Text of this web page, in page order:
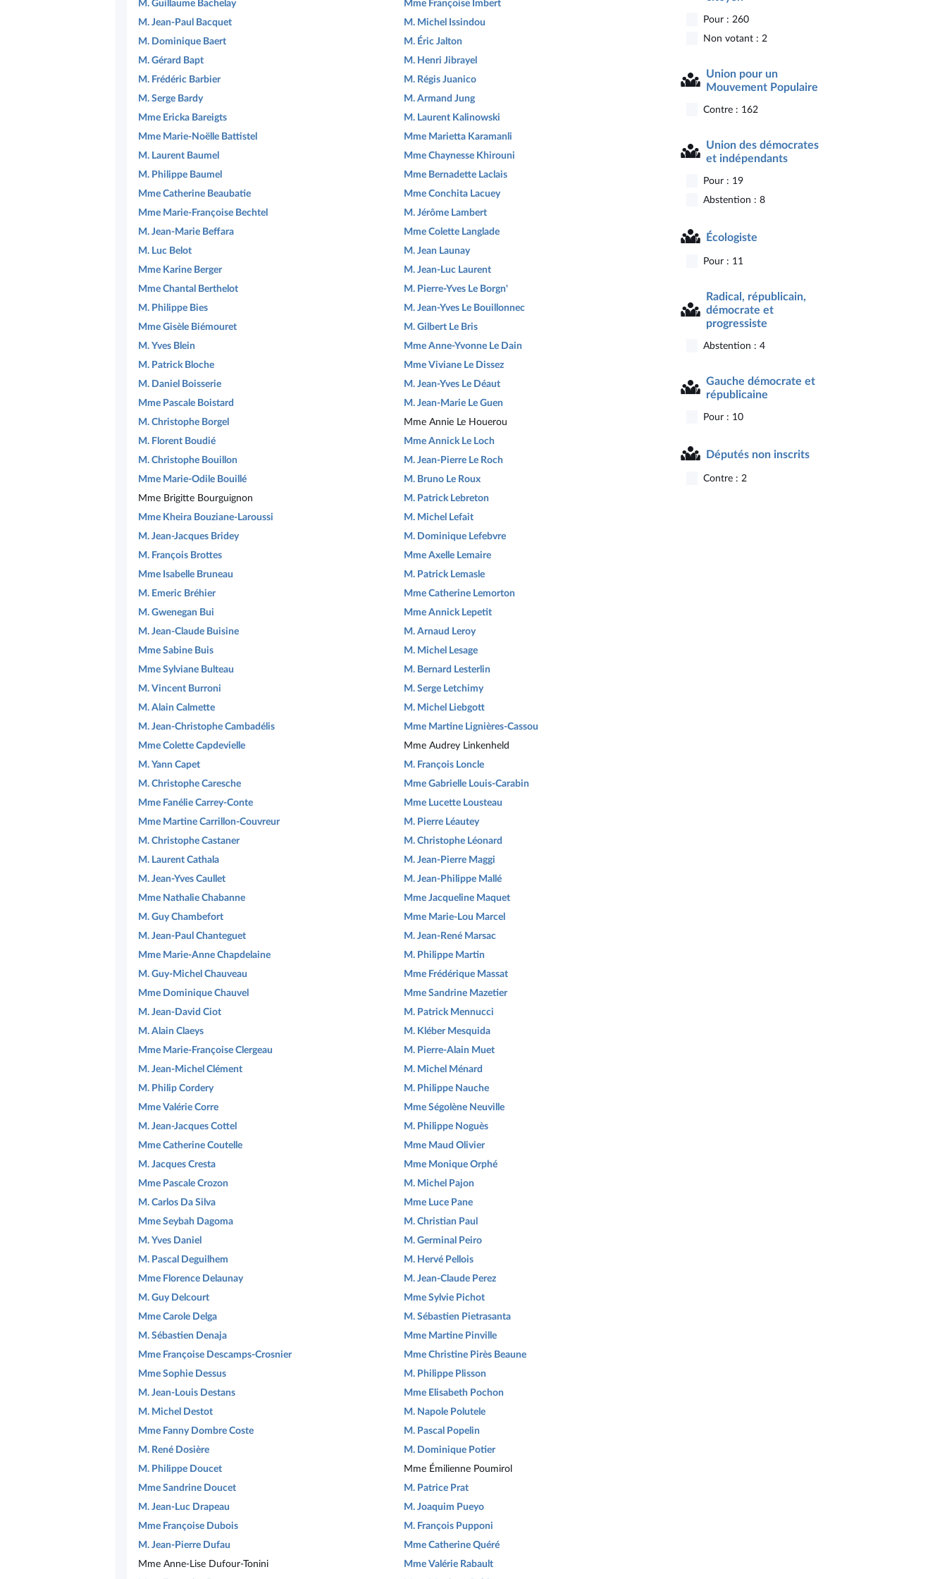
M. Guillaume Bachelay
M. Jean-Paul Bacquet
M. Dominique Baert
M. Gérard Bapt
M. Frédéric Barbier
M. Serge Bardy
Mme Ericka Bareigts
Mme Marie-Noëlle Battistel
M. Laurent Baumel
M. Philippe Baumel
Mme Catherine Beaubatie
Mme Marie-Françoise Bechtel
M. Jean-Marie Beffara
M. Luc Belot
Mme Karine Berger
Mme Chantal Berthelot
M. Philippe Bies
Mme Gisèle Biémouret
M. Yves Blein
M. Patrick Bloche
M. Daniel Boisserie
Mme Pascale Boistard
M. Christophe Borgel
M. Florent Boudié
M. Christophe Bouillon
Mme Marie-Odile Bouillé
Mme Brigitte Bourguignon
Mme Kheira Bouziane-Laroussi
M. Jean-Jacques Bridey
M. François Brottes
Mme Isabelle Bruneau
M. Emeric Bréhier
M. Gwenegan Bui
M. Jean-Claude Buisine
Mme Sabine Buis
Mme Sylviane Bulteau
M. Vincent Burroni
M. Alain Calmette
M. Jean-Christophe Cambadélis
Mme Colette Capdevielle
M. Yann Capet
M. Christophe Caresche
Mme Fanélie Carrey-Conte
Mme Martine Carrillon-Couvreur
M. Christophe Castaner
M. Laurent Cathala
M. Jean-Yves Caullet
Mme Nathalie Chabanne
M. Guy Chambefort
M. Jean-Paul Chanteguet
Mme Marie-Anne Chapdelaine
M. Guy-Michel Chauveau
Mme Dominique Chauvel
M. Jean-David Ciot
M. Alain Claeys
Mme Marie-Françoise Clergeau
M. Jean-Michel Clément
M. Philip Cordery
Mme Valérie Corre
M. Jean-Jacques Cottel
Mme Catherine Coutelle
M. Jacques Cresta
Mme Pascale Crozon
M. Carlos Da Silva
Mme Seybah Dagoma
M. Yves Daniel
M. Pascal Deguilhem
Mme Florence Delaunay
M. Guy Delcourt
Mme Carole Delga
M. Sébastien Denaja
Mme Françoise Descamps-Crosnier
Mme Sophie Dessus
M. Jean-Louis Destans
M. Michel Destot
Mme Fanny Dombre Coste
M. René Dosière
M. Philippe Doucet
Mme Sandrine Doucet
M. Jean-Luc Drapeau
Mme Françoise Dubois
M. Jean-Pierre Dufau
Mme Anne-Lise Dufour-Tonini
Mme Françoise Imbert
M. Michel Issindou
M. Éric Jalton
M. Henri Jibrayel
M. Régis Juanico
M. Armand Jung
M. Laurent Kalinowski
Mme Marietta Karamanli
Mme Chaynesse Khirouni
Mme Bernadette Laclais
Mme Conchita Lacuey
M. Jérôme Lambert
Mme Colette Langlade
M. Jean Launay
M. Jean-Luc Laurent
M. Pierre-Yves Le Borgn'
M. Jean-Yves Le Bouillonnec
M. Gilbert Le Bris
Mme Anne-Yvonne Le Dain
Mme Viviane Le Dissez
M. Jean-Yves Le Déaut
M. Jean-Marie Le Guen
Mme Annie Le Houerou
Mme Annick Le Loch
M. Jean-Pierre Le Roch
M. Bruno Le Roux
M. Patrick Lebreton
M. Michel Lefait
M. Dominique Lefebvre
Mme Axelle Lemaire
M. Patrick Lemasle
Mme Catherine Lemorton
Mme Annick Lepetit
M. Arnaud Leroy
M. Michel Lesage
M. Bernard Lesterlin
M. Serge Letchimy
M. Michel Liebgott
Mme Martine Lignières-Cassou
Mme Audrey Linkenheld
M. François Loncle
Mme Gabrielle Louis-Carabin
Mme Lucette Lousteau
M. Pierre Léautey
M. Christophe Léonard
M. Jean-Pierre Maggi
M. Jean-Philippe Mallé
Mme Jacqueline Maquet
Mme Marie-Lou Marcel
M. Jean-René Marsac
M. Philippe Martin
Mme Frédérique Massat
Mme Sandrine Mazetier
M. Patrick Mennucci
M. Kléber Mesquida
M. Pierre-Alain Muet
M. Michel Ménard
M. Philippe Nauche
Mme Ségolène Neuville
M. Philippe Noguès
Mme Maud Olivier
Mme Monique Orphé
M. Michel Pajon
Mme Luce Pane
M. Christian Paul
M. Germinal Peiro
M. Hervé Pellois
M. Jean-Claude Perez
Mme Sylvie Pichot
M. Sébastien Pietrasanta
Mme Martine Pinville
Mme Christine Pirès Beaune
M. Philippe Plisson
Mme Elisabeth Pochon
M. Napole Polutele
M. Pascal Popelin
M. Dominique Potier
Mme Émilienne Poumirol
M. Patrice Prat
M. Joaquim Pueyo
M. François Pupponi
Mme Catherine Quéré
Mme Valérie Rabault
Pour : 260
Non votant : 2
Union pour un
Mouvement Populaire
Contre : 162
Union des démocrates
et indépendants
Pour : 19
Abstention : 8
Écologiste
Pour : 11
Radical, républicain,
démocrate et
progressiste
Abstention : 4
Gauche démocrate et
républicaine
Pour : 10
Députés non inscrits
Contre : 2